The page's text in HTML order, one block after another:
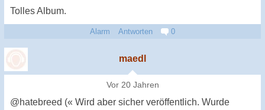
Tolles Album.
Alarm Antworten 0
maedl
Vor 20 Jahren
@hatebreed (« Wird aber sicher veröffentlich. Wurde